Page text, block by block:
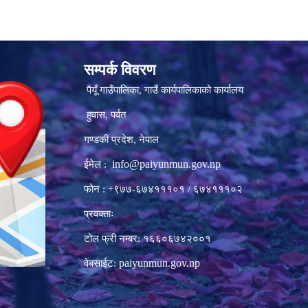
सम्पर्क विवरण
पैयूँ गाउँपालिका, गाउँ कार्यपालिकाको कार्यालय
हुवास, पर्वत
गण्डकी प्रदेश, नेपाल
ईमेल :info@paiyunmun.gov.np
फोन : +९७७-६७४१११०१ / ६७४१११०२
प्रवक्ताः
टोल फ्री नम्बर: १६६०६७४२००१
वेबसाईट: paiyunmun.gov.np